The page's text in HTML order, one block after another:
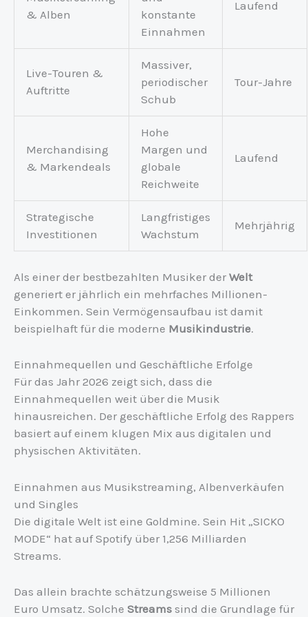
& Alben
konstante
Einnahmen
Laufend
Live-Touren &
Auftritte
Massiver,
periodischer
Schub
Tour-Jahre
Merchandising
& Markendeals
Hohe
Margen und
globale
Reichweite
Laufend
Strategische
Investitionen
Langfristiges
Wachstum
Mehrjährig
Als einer der bestbezahlten Musiker der Welt
generiert er jährlich ein mehrfaches Millionen-
Einkommen. Sein Vermögensaufbau ist damit
beispielhaft für die moderne Musikindustrie.
Einnahmequellen und Geschäftliche Erfolge
Für das Jahr 2026 zeigt sich, dass die
Einnahmequellen weit über die Musik
hinausreichen. Der geschäftliche Erfolg des Rappers
basiert auf einem klugen Mix aus digitalen und
physischen Aktivitäten.
Einnahmen aus Musikstreaming, Albenverkäufen
und Singles
Die digitale Welt ist eine Goldmine. Sein Hit „SICKO
MODE“ hat auf Spotify über 1,256 Milliarden
Streams.
Das allein brachte schätzungsweise 5 Millionen
Euro Umsatz. Solche Streams sind die Grundlage für